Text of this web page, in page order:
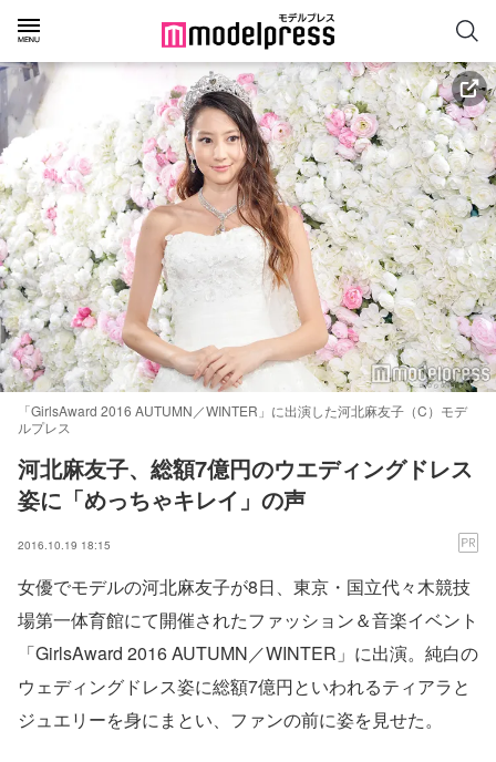
「GirlsAward 2016 AUTUMN／WINTER」に出演した河北麻友子（C）モデ
ルプレス
河北麻友子、総額7億円のウエディングドレス
姿に「めっちゃキレイ」の声
2016.10.19 18:15
女優でモデルの河北麻友子が8日、東京・国立代々木競技
場第一体育館にて開催されたファッション＆音楽イベント
「GirlsAward 2016 AUTUMN／WINTER」に出演。純白の
ウェディングドレス姿に総額7億円といわれるティアラと
ジュエリーを身にまとい、ファンの前に姿を見せた。